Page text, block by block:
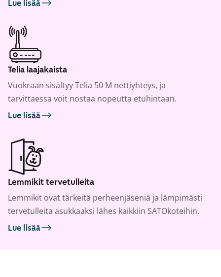
Lue lisää
Telia laajakaista
Vuokraan sisältyy Telia 50 M nettiyhteys, ja
tarvittaessa voit nostaa nopeutta etuhintaan.
Lue lisää
Lemmikit tervetulleita
Lemmikit ovat tärkeitä perheenjäseniä ja lämpimästi
tervetulleita asukkaaksi lähes kaikkiin SATOkoteihin.
Lue lisää